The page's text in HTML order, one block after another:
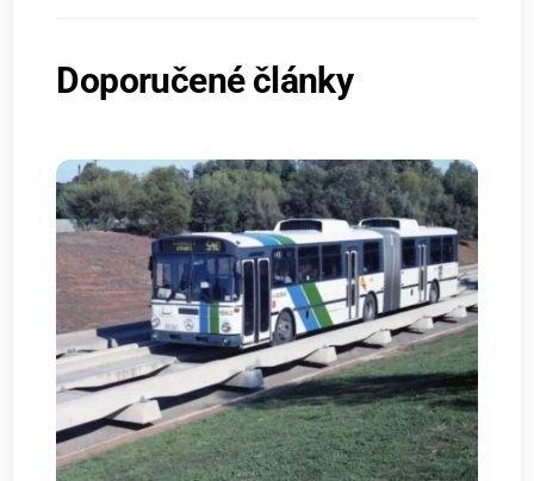
Doporučené články